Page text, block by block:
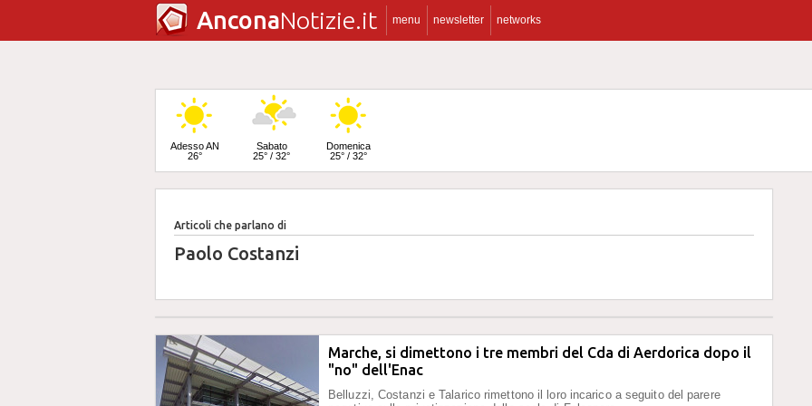
AnconaNotizie.it menu newsletter networks
Adesso AN
26°
Sabato
25° / 32°
Domenica
25° / 32°
Lunedì
24° / 33°
Articoli che parlano di
Paolo Costanzi
Marche, si dimettono i tre membri del Cda di Aerdorica dopo il
"no" dell'Enac
Belluzzi, Costanzi e Talarico rimettono il loro incarico a seguito del parere